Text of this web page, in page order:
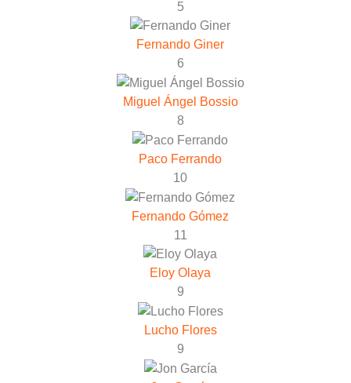
5
Fernando Giner
6
Miguel Ángel Bossio
8
Paco Ferrando
10
Fernando Gómez
11
Eloy Olaya
9
Lucho Flores
9